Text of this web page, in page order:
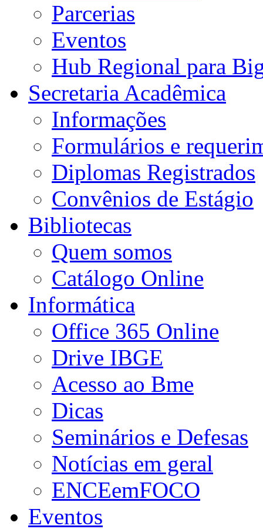
Parcerias
Eventos
Hub Regional para
Secretaria Acadêmica
Informações
Formulários e
Diplomas Registrados
Convênios de Estágio
Bibliotecas
Quem somos
Catálogo Online
Informática
Office 365 Online
Drive IBGE
Acesso ao Bme
Dicas
Seminários e Defesas
Notícias em geral
ENCEemFOCO
Eventos